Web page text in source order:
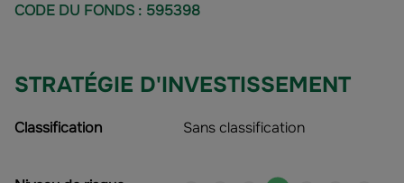
CODE DU FONDS : 595398
STRATÉGIE D'INVESTISSEMENT
Classification Sans classification